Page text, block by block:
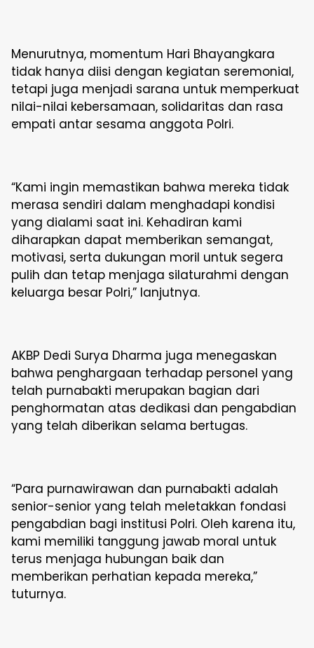
Menurutnya, momentum Hari Bhayangkara
tidak hanya diisi dengan kegiatan seremonial,
tetapi juga menjadi sarana untuk memperkuat
nilai-nilai kebersamaan, solidaritas dan rasa
empati antar sesama anggota Polri.
“Kami ingin memastikan bahwa mereka tidak
merasa sendiri dalam menghadapi kondisi
yang dialami saat ini. Kehadiran kami
diharapkan dapat memberikan semangat,
motivasi, serta dukungan moril untuk segera
pulih dan tetap menjaga silaturahmi dengan
keluarga besar Polri,” lanjutnya.
AKBP Dedi Surya Dharma juga menegaskan
bahwa penghargaan terhadap personel yang
telah purnabakti merupakan bagian dari
penghormatan atas dedikasi dan pengabdian
yang telah diberikan selama bertugas.
“Para purnawirawan dan purnabakti adalah
senior-senior yang telah meletakkan fondasi
pengabdian bagi institusi Polri. Oleh karena itu,
kami memiliki tanggung jawab moral untuk
terus menjaga hubungan baik dan
memberikan perhatian kepada mereka,”
tuturnya.